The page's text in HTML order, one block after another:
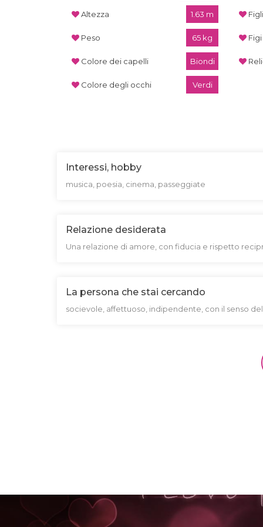
Altezza 1.63 m
Peso 65 kg
Colore dei capelli Biondi
Colore degli occhi Verdi
Figli
Interessi, hobby
musica, poesia, cinema, passeggiate
Relazione desiderata
Una relazione di amore, con fiducia e rispetto
La persona che stai cercando
socievole, affettuoso, indipendente, con il senso